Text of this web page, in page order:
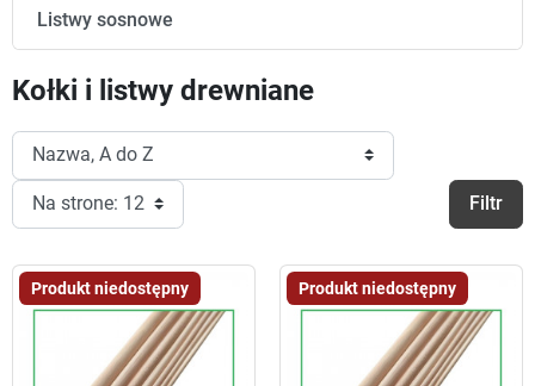
Listwy sosnowe
Kołki i listwy drewniane
Filtr
Produkt niedostępny Produkt niedostępny